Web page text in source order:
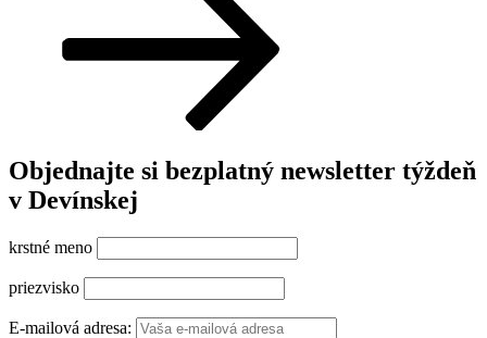
Objednajte si bezplatný newsletter týždeň
v Devínskej
krstné meno
priezvisko
E-mailová adresa: